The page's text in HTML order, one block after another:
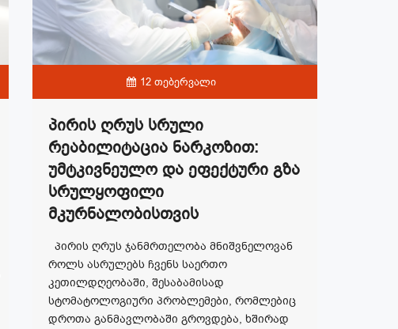
12 თებერვალი
Პირის Ღრუს Სრული
Რეაბილიტაცია Ნარკოზით:
Უმტკივნეულო Და Ეფექტური Გზა
Სრულყოფილი
Მკურნალობისთვის
პირის ღრუს ჯანმრთელობა მნიშვნელოვან
როლს ასრულებს ჩვენს საერთო
კეთილდღეობაში, შესაბამისად
სტომატოლოგიური პრობლემები, რომლებიც
დროთა განმავლობაში გროვდება, ხშირად